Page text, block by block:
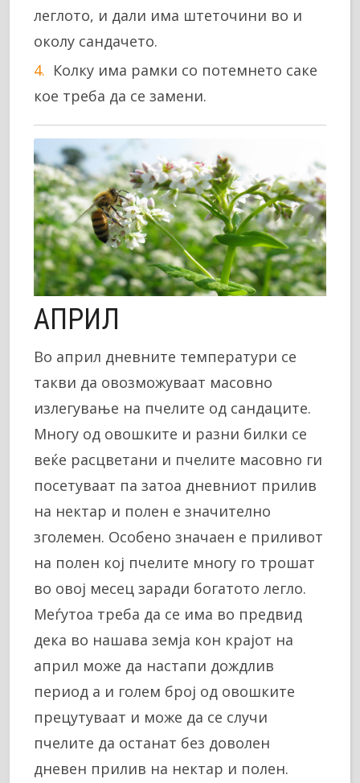
леглото, и дали има штеточини во и
околу сандачето.
Колку има рамки со потемнето саке
кое треба да се замени.
АПРИЛ
Во април дневните температури се
такви да овозможуваат масовно
излегување на пчелите од сандаците.
Многу од овошките и разни билки се
веќе расцветани и пчелите масовно ги
посетуваат па затоа дневниот прилив
на нектар и полен е значително
зголемен. Особено значаен е приливот
на полен кој пчелите многу го трошат
во овој месец заради богатото легло.
Меѓутоа треба да се има во предвид
дека во нашава земја кон крајот на
април може да настапи дождлив
период а и голем број од овошките
прецутуваат и може да се случи
пчелите да останат без доволен
дневен прилив на нектар и полен.